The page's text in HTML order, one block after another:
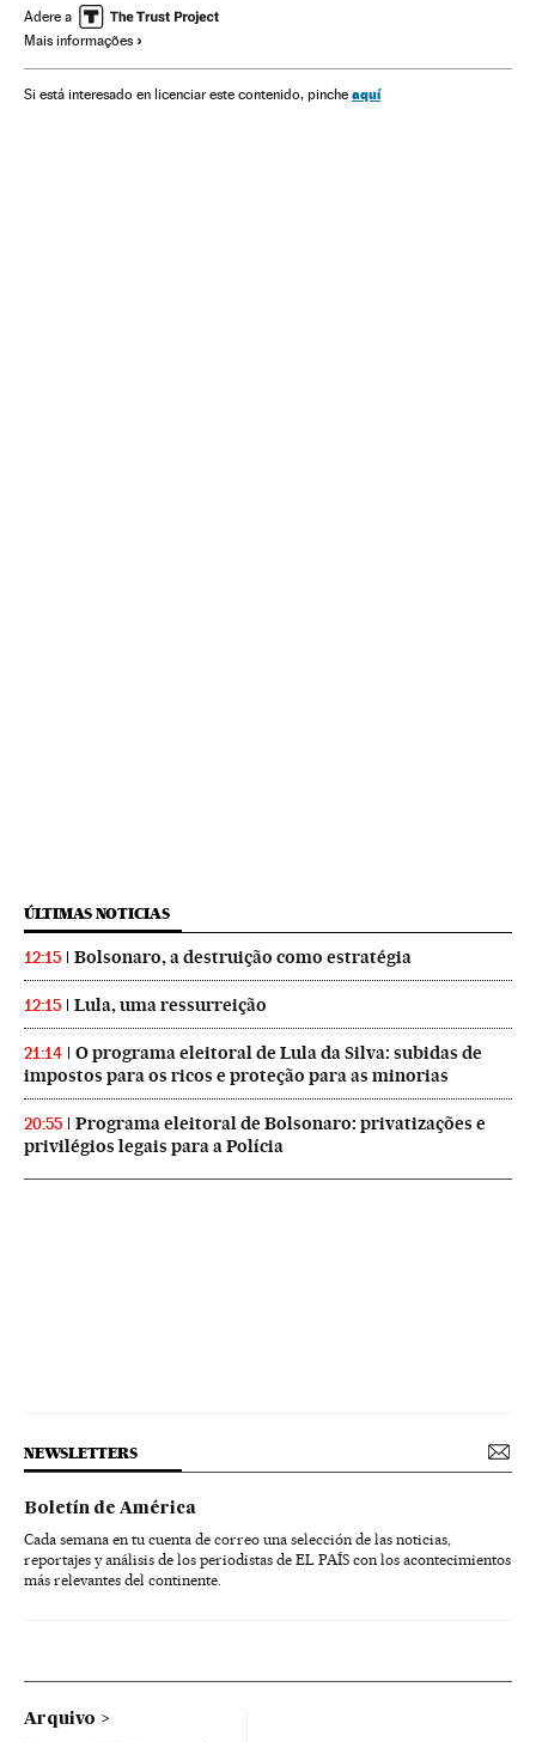
Fraude fiscal Jogador futebol
Delitos fiscais
Justiça
Adere a
Mais informações
Si está interesado en licenciar este contenido, pinche aquí
ÚLTIMAS NOTICIAS
12:15 Bolsonaro, a destruição como estratégia
12:15 Lula, uma ressurreição
21:14
O programa eleitoral de Lula da Silva: subidas de
impostos para os ricos e proteção para as minorias
20:55
Programa eleitoral de Bolsonaro: privatizações e
privilégios legais para a Polícia
NEWSLETTERS
Boletín de América
Cada semana en tu cuenta de correo una selección de las noticias,
reportajes y análisis de los periodistas de EL PAÍS con los acontecimientos
más relevantes del continente.
Arquivo